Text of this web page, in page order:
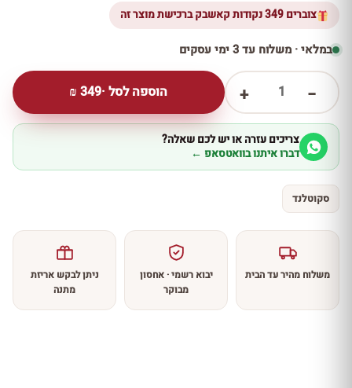
צוברים 349 נקודות קאשבק ברכישת מוצר זה
במלאי · משלוח עד 3 ימי עסקים
−
1
+ הוספה לסל ·349
₪
צריכים עזרה או יש לכם שאלה?
דברו איתנו בוואטסאפ ←
סקוטלנד
משלוח מהיר עד הבית
יבוא רשמי · אחסון
מבוקר
ניתן לבקש אריזת
מתנה